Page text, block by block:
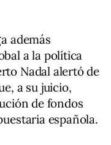
además
a la política
Nadal alertó de
a su juicio,
de fondos
española.